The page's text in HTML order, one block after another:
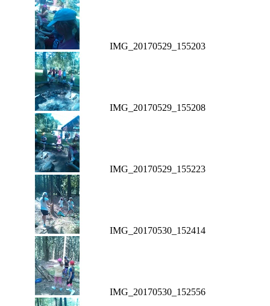
IMG_20170529_155203
IMG_20170529_155208
IMG_20170529_155223
IMG_20170530_152414
IMG_20170530_152556